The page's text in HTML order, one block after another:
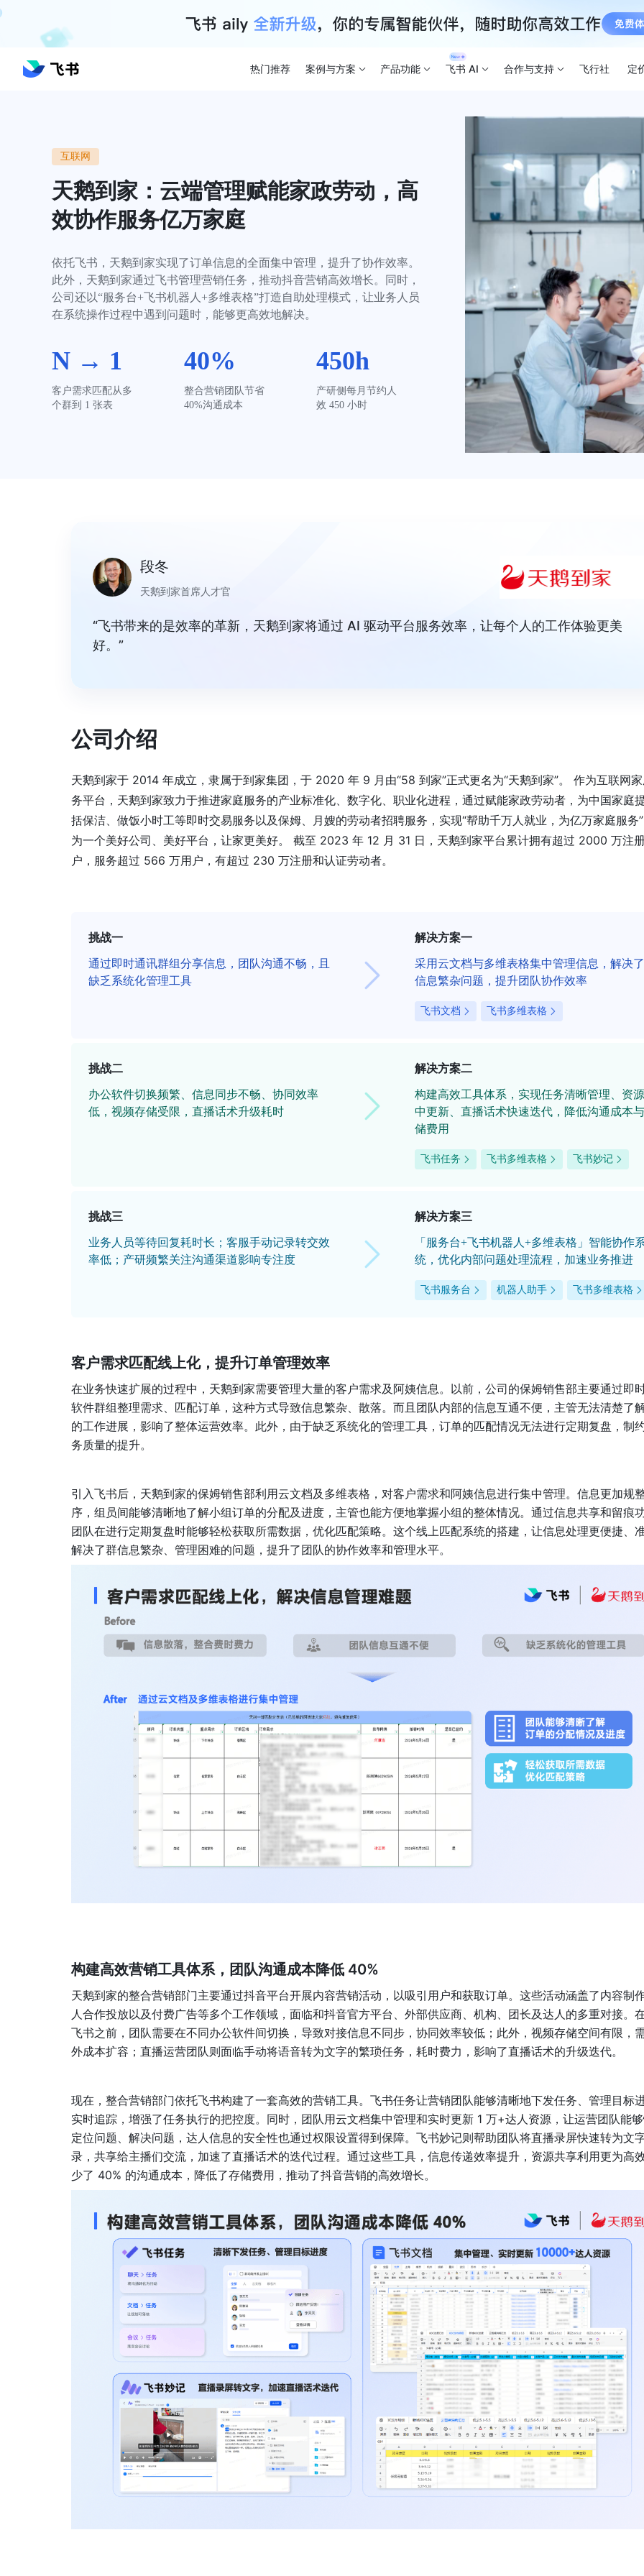
热门推荐 案例与方案 产品功能 飞书 AI 合作与支持 飞行社 定
互联网
天鹅到家：云端管理赋能家政劳动，高
效协作服务亿万家庭
依托飞书，天鹅到家实现了订单信息的全面集中管理，提升了协作效率。
此外，天鹅到家通过飞书管理营销任务，推动抖音营销高效增长。同时，
公司还以“服务台+飞书机器人+多维表格”打造自助处理模式，让业务人员
在系统操作过程中遇到问题时，能够更高效地解决。
N → 1
客户需求匹配从多
个群到 1 张表
40%
整合营销团队节省
40%沟通成本
450h
产研侧每月节约人
效 450 小时
段冬
天鹅到家首席人才官
“飞书带来的是效率的革新，天鹅到家将通过 AI 驱动平台服务效率，让每个人的工作体验更美
好。”
公司介绍
天鹅到家于 2014 年成立，隶属于到家集团，于 2020 年 9 月由“58 到家”正式更名为“天鹅到家”。 作为互联网家
务平台，天鹅到家致力于推进家庭服务的产业标准化、数字化、职业化进程，通过赋能家政劳动者，为中国家庭
括保洁、做饭小时工等即时交易服务以及保姆、月嫂的劳动者招聘服务，实现“帮助千万人就业，为亿万家庭服务
为一个美好公司、美好平台，让家更美好。 截至 2023 年 12 月 31 日，天鹅到家平台累计拥有超过 2000 万注
户，服务超过 566 万用户，有超过 230 万注册和认证劳动者。
挑战一
通过即时通讯群组分享信息，团队沟通不畅，且
缺乏系统化管理工具
解决方案一
采用云文档与多维表格集中管理信息，解决
信息繁杂问题，提升团队协作效率
飞书文档 飞书多维表格
挑战二
办公软件切换频繁、信息同步不畅、协同效率
低，视频存储受限，直播话术升级耗时
解决方案二
构建高效工具体系，实现任务清晰管理、资
中更新、直播话术快速迭代，降低沟通成本
储费用
飞书任务 飞书多维表格 飞书妙记
挑战三
业务人员等待回复耗时长；客服手动记录转交效
率低；产研频繁关注沟通渠道影响专注度
解决方案三
「服务台+飞书机器人+多维表格」智能协作
统，优化内部问题处理流程，加速业务推进
飞书服务台 机器人助手 飞书多维表格
客户需求匹配线上化，提升订单管理效率
在业务快速扩展的过程中，天鹅到家需要管理大量的客户需求及阿姨信息。以前，公司的保姆销售部主要通过即
软件群组整理需求、匹配订单，这种方式导致信息繁杂、散落。而且团队内部的信息互通不便，主管无法清楚了
的工作进展，影响了整体运营效率。此外，由于缺乏系统化的管理工具，订单的匹配情况无法进行定期复盘，制
务质量的提升。
引入飞书后，天鹅到家的保姆销售部利用云文档及多维表格，对客户需求和阿姨信息进行集中管理。信息更加规
序，组员间能够清晰地了解小组订单的分配及进度，主管也能方便地掌握小组的整体情况。通过信息共享和留痕
团队在进行定期复盘时能够轻松获取所需数据，优化匹配策略。这个线上匹配系统的搭建，让信息处理更便捷、
解决了群信息繁杂、管理困难的问题，提升了团队的协作效率和管理水平。
构建高效营销工具体系，团队沟通成本降低 40%
天鹅到家的整合营销部门主要通过抖音平台开展内容营销活动，以吸引用户和获取订单。这些活动涵盖了内容制
人合作投放以及付费广告等多个工作领域，面临和抖音官方平台、外部供应商、机构、团长及达人的多重对接。
飞书之前，团队需要在不同办公软件间切换，导致对接信息不同步，协同效率较低；此外，视频存储空间有限，
外成本扩容；直播运营团队则面临手动将语音转为文字的繁琐任务，耗时费力，影响了直播话术的升级迭代。
现在，整合营销部门依托飞书构建了一套高效的营销工具。飞书任务让营销团队能够清晰地下发任务、管理目标
实时追踪，增强了任务执行的把控度。同时，团队用云文档集中管理和实时更新 1 万+达人资源，让运营团队能
定位问题、解决问题，达人信息的安全性也通过权限设置得到保障。飞书妙记则帮助团队将直播录屏快速转为文
录，共享给主播们交流，加速了直播话术的迭代过程。通过这些工具，信息传递效率提升，资源共享利用更为高
少了 40% 的沟通成本，降低了存储费用，推动了抖音营销的高效增长。